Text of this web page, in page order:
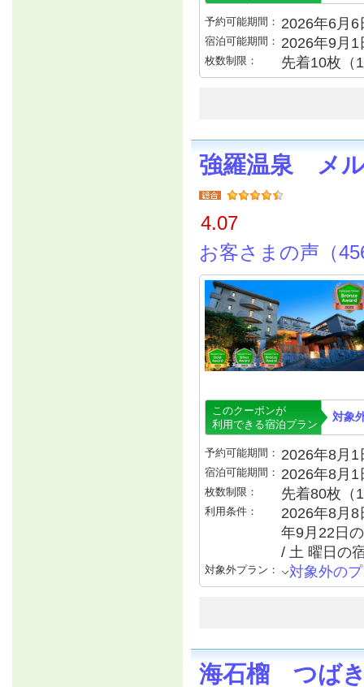
予約可能期間： 2026年6月
宿泊可能期間： 2026年9月
枚数制限： 先着10枚（
強羅温泉 メ
4.07
お客さまの声（
このクーポンが
利用できる宿泊プラン
対象
予約可能期間： 2026年8月
宿泊可能期間： 2026年8月
枚数制限： 先着80枚（
利用条件：
2026年8月
年9月22日
/ 土 曜日の
対象外プラン： 対象外の
海石榴 つば